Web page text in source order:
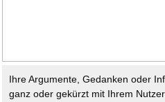
Ihre Argumente, Gedanken oder
ganz oder gekürzt mit Ihrem